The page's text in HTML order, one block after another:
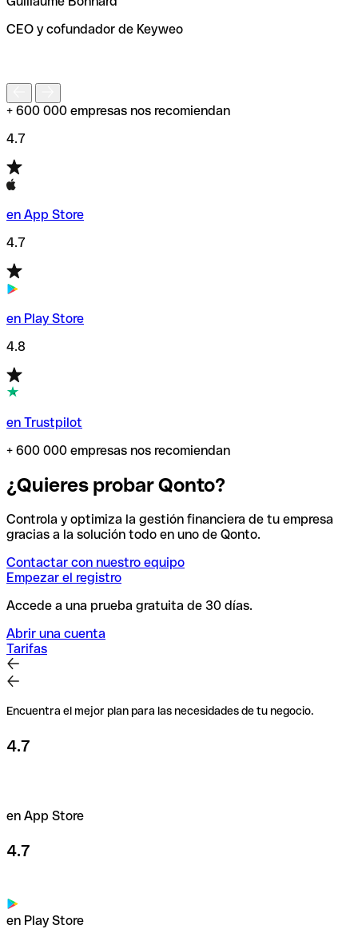
de enviar tu transferencia.
CEO y cofundador de Keyweo
+ 600 000 empresas nos recomiendan
4.7
en App Store
4.7
en Play Store
4.8
en Trustpilot
+ 600 000 empresas nos recomiendan
¿Quieres probar Qonto?
Controla y optimiza la gestión financiera de tu empresa
gracias a la solución todo en uno de Qonto.
Contactar con nuestro equipo
Empezar el registro
Accede a una prueba gratuita de 30 días.
Abrir una cuenta
Tarifas
Encuentra el mejor plan para las necesidades de tu negocio.
4.7
en App Store
4.7
en Play Store